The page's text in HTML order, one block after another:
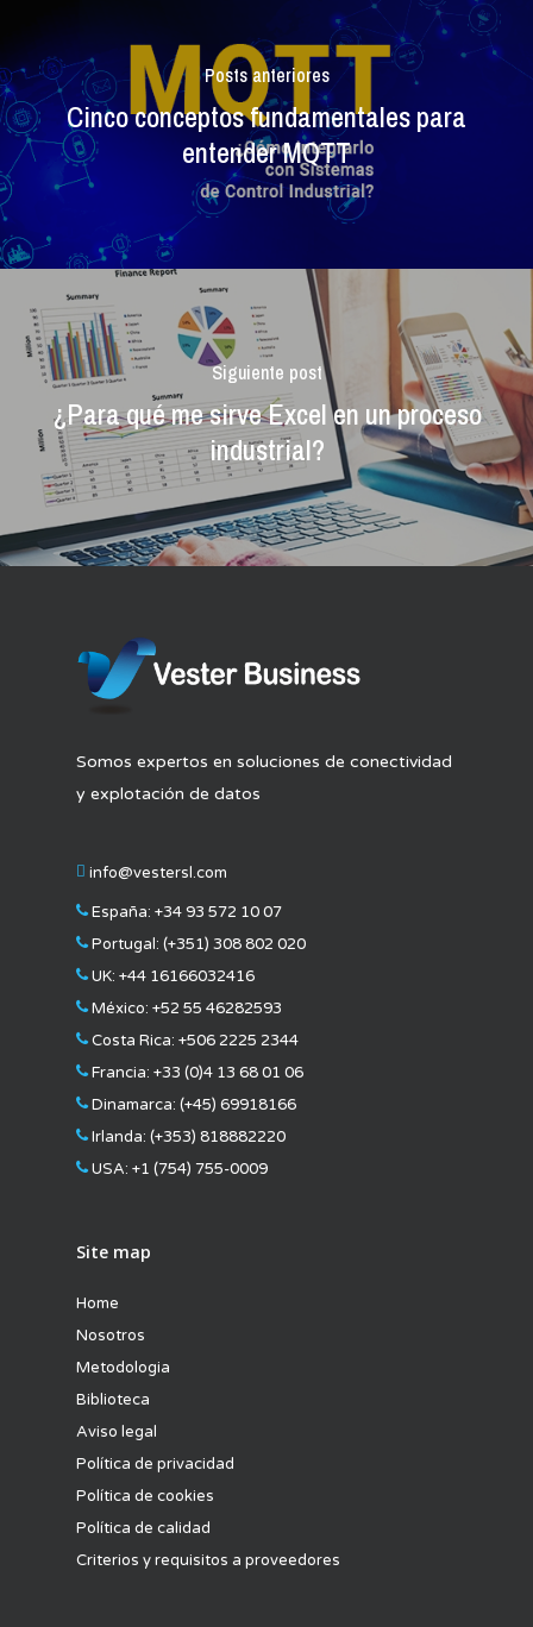
Posts anteriores
Cinco conceptos fundamentales para
entender MQTT
Siguiente post
¿Para qué me sirve Excel en un proceso
industrial?
Somos expertos en soluciones de conectividad
y explotación de datos
info@vestersl.com
España: +34 93 572 10 07
Portugal: (+351) 308 802 020
UK: +44 16166032416
México: +52 55 46282593
Costa Rica: +506 2225 2344
Francia: +33 (0)4 13 68 01 06
Dinamarca: (+45) 69918166
Irlanda: (+353) 818882220
USA: +1 (754) 755-0009
Site map
Home
Nosotros
Metodologia
Biblioteca
Aviso legal
Política de privacidad
Política de cookies
Política de calidad
Criterios y requisitos a proveedores
Contáctanos